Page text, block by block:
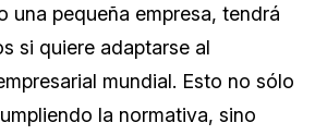
una pequeña empresa, tendrá
si quiere adaptarse al
mundial. Esto no sólo
la normativa, sino